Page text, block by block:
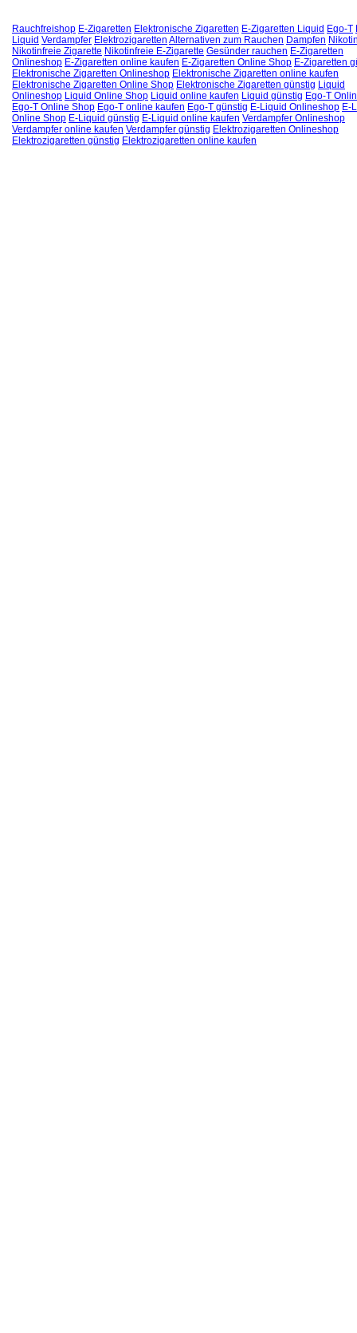
Rauchfreishop E-Zigaretten Elektronische Zigaretten E-Zigaretten Liquid Ego-T
Liquid Verdampfer Elektrozigaretten Alternativen zum Rauchen Dampfen
Nikotinfreie Zigarette Nikotinfreie E-Zigarette Gesünder rauchen E-Zigaretten
Onlineshop E-Zigaretten online kaufen E-Zigaretten Online Shop E-Zigaretten
Elektronische Zigaretten Onlineshop Elektronische Zigaretten online kaufen
Elektronische Zigaretten Online Shop Elektronische Zigaretten günstig Liquid
Onlineshop Liquid Online Shop Liquid online kaufen Liquid günstig Ego-T
Ego-T Online Shop Ego-T online kaufen Ego-T günstig E-Liquid Onlineshop E-
Online Shop E-Liquid günstig E-Liquid online kaufen Verdampfer Onlineshop
Verdampfer online kaufen Verdampfer günstig Elektrozigaretten Onlineshop
Elektrozigaretten günstig Elektrozigaretten online kaufen